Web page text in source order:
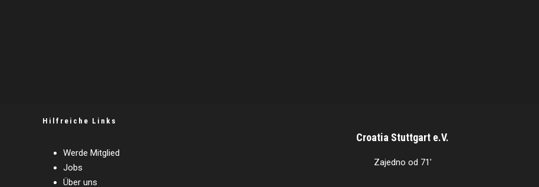
Hilfreiche Links
Werde Mitglied
Jobs
Über uns
Croatia Stuttgart e.V.
Zajedno od 71'